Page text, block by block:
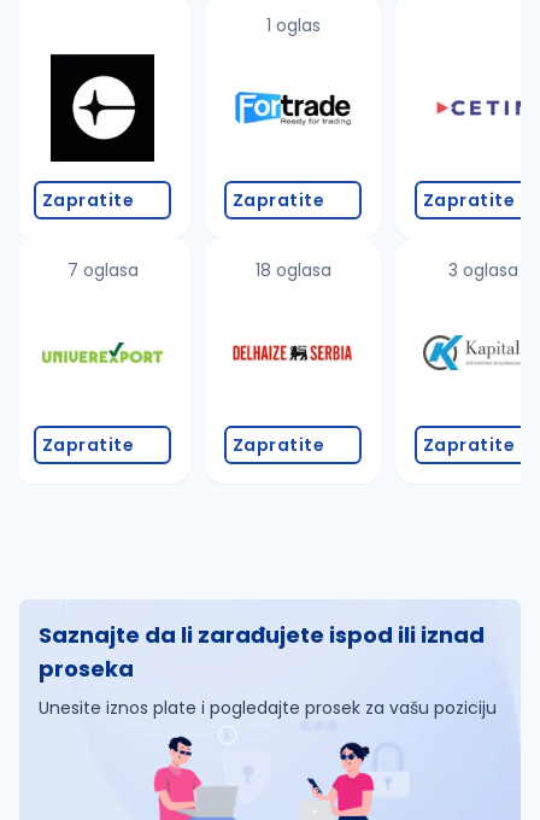
Zapratite
7 oglasa
Zapratite
1 oglas
Zapratite
18 oglasa
Zapratite
Zapratite
3 oglasa
Zapratite
Saznajte da li zarađujete ispod ili iznad
proseka
Unesite iznos plate i pogledajte prosek za vašu poziciju